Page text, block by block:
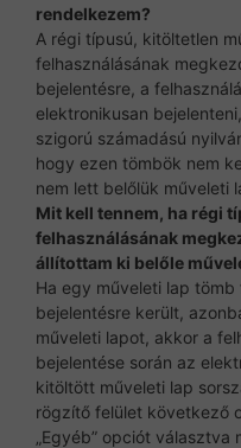
rendelkezem?
A régi típusú, kitöltetlen
felhasználásának
bejelentésre, a
elektronikusan
szigorú számadású
hogy ezen tömbök nem
nem lett belőlük műveleti
Mit kell tennem, ha régi
felhasználásának
állítottam ki belőle
Ha egy műveleti lap
bejelentésre került,
műveleti lapot, akkor a
bejelentése során az
kitöltött műveleti lap
rögzítő felület következő
„Egyéb” opciót